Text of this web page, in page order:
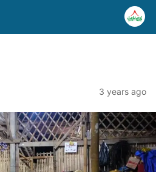
3 years ago